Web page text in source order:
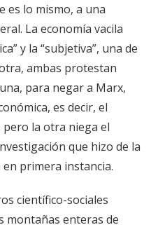
es lo mismo, a una
La economía vacila
y la “subjetiva”, una de
ambas protestan
para negar a Marx,
es decir, el
la otra niega el
que hizo de la
primera instancia.
científico-sociales
montañas enteras de